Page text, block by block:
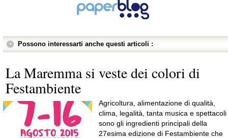
Possono interessarti anche questi articoli :
La Maremma si veste dei colori di
Festambiente
Agricoltura, alimentazione di qualità,
clima, legalità, tanta musica e spettacoli
sono gli ingredienti principali della
27esima edizione di Festambiente che